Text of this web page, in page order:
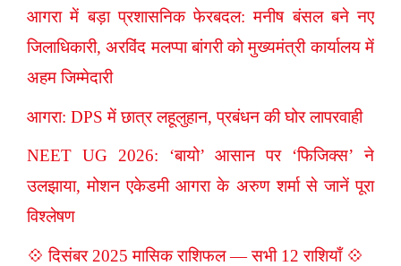
आगरा में बड़ा प्रशासनिक फेरबदल: मनीष बंसल बने नए
जिलाधिकारी, अरविंद मलप्पा बांगरी को मुख्यमंत्री कार्यालय में
अहम जिम्मेदारी
आगरा: DPS में छात्र लहूलुहान, प्रबंधन की घोर लापरवाही
NEET UG 2026: ‘बायो’ आसान पर ‘फिजिक्स’ ने
उलझाया, मोशन एकेडमी आगरा के अरुण शर्मा से जानें पूरा
विश्लेषण
💠 दिसंबर 2025 मासिक राशिफल — सभी 12 राशियाँ 💠